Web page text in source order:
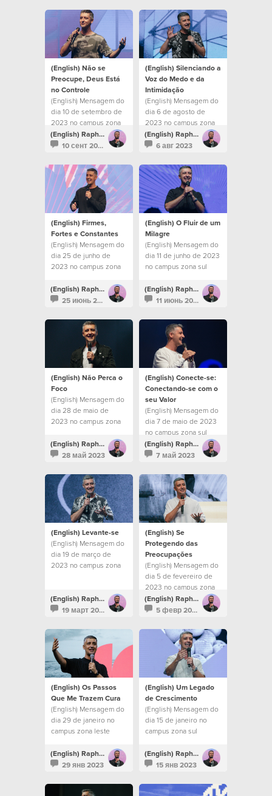
(English) Não se
Preocupe, Deus Está
no Controle
(English) Mensagem do
dia 10 de setembro de
2023 no campus zona
sul
(English) Raphael Galante
10 сент 2023
(English) Silenciando a
Voz do Medo e da
Intimidação
(English) Mensagem do
dia 6 de agosto de
2023 no campus zona
sul
(English) Raphael Galante
6 авг 2023
(English) Firmes,
Fortes e Constantes
(English) Mensagem do
dia 25 de junho de
2023 no campus zona
(English) Raphael Galante
25 июнь 2023
(English) O Fluir de um
Milagre
(English) Mensagem do
dia 11 de junho de 2023
no campus zona sul
(English) Raphael Galante
11 июнь 2023
(English) Não Perca o
Foco
(English) Mensagem do
dia 28 de maio de
2023 no campus zona
(English) Raphael Galante
28 май 2023
(English) Conecte-se:
Conectando-se com o
seu Valor
(English) Mensagem do
dia 7 de maio de 2023
no campus zona sul
(English) Raphael Galante
7 май 2023
(English) Levante-se
(English) Mensagem do
dia 19 de março de
2023 no campus zona
(English) Raphael Galante
19 март 2023
(English) Se
Protegendo das
Preocupações
(English) Mensagem do
dia 5 de fevereiro de
2023 no campus zona
sul
(English) Raphael Galante
5 февр 2023
(English) Os Passos
Que Me Trazem Cura
(English) Mensagem do
dia 29 de janeiro no
campus zona leste
(English) Raphael Galante
29 янв 2023
(English) Um Legado
de Crescimento
(English) Mensagem do
dia 15 de janeiro no
campus zona sul
(English) Raphael Galante
15 янв 2023